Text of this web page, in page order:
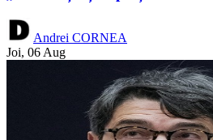
Andrei CORNEA
Joi, 06 Aug